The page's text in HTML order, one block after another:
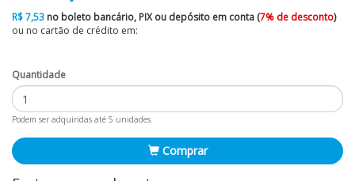
R$ 7,53 no boleto bancário, PIX ou depósito em conta (7% de desconto)
ou no cartão de crédito em:
Quantidade
Podem ser adquiridas até 5 unidades.
Comprar